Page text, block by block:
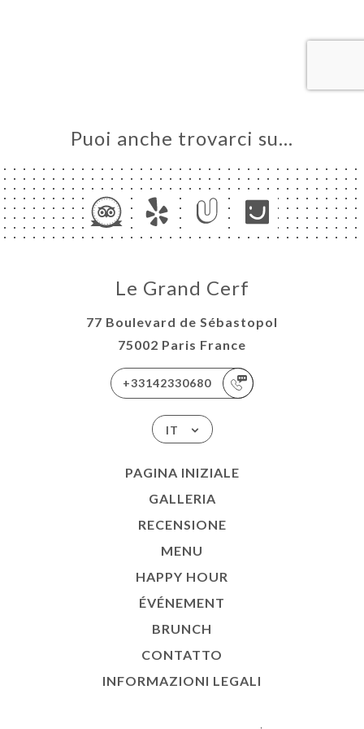
Puoi anche trovarci su…
Le Grand Cerf
77 Boulevard de Sébastopol
75002 Paris France
+33142330680
IT
PAGINA INIZIALE
GALLERIA
RECENSIONE
MENU
HAPPY HOUR
ÉVÉNEMENT
BRUNCH
CONTATTO
INFORMAZIONI LEGALI